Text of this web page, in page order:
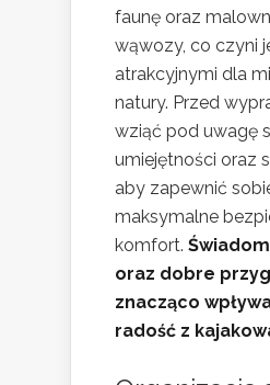
faunę oraz
wąwozy, co czyni
atrakcyjnymi dla
natury. Przed
wziąć pod uwagę
umiejętności oraz
aby zapewnić
maksymalne
komfort.
oraz dobre
znacząco
radość z